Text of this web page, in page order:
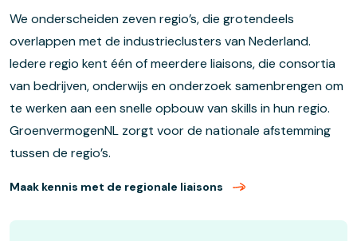
We onderscheiden zeven regio’s, die grotendeels
overlappen met de industrieclusters van Nederland.
Iedere regio kent één of meerdere liaisons, die consortia
van bedrijven, onderwijs en onderzoek samenbrengen om
te werken aan een snelle opbouw van skills in hun regio.
GroenvermogenNL zorgt voor de nationale afstemming
tussen de regio’s.
Maak kennis met de regionale liaisons